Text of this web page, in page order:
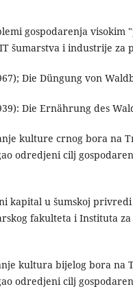
gospodarenja visokim
šumarstva i industrije za
Die Düngung von
Die Ernährung des
kulture crnog bora na
odredjeni cilj
kapital u šumskoj
fakulteta i Instituta
kultura bijelog bora
odredjeni cilj